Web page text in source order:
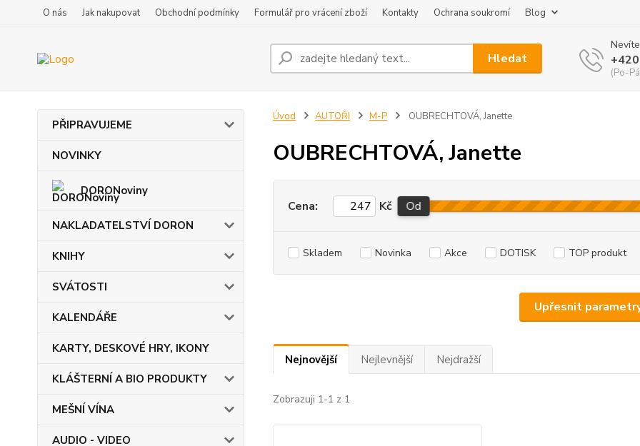
O nás Jak nakupovat Obchodní podmínky Formulář pro vrácení zboží Kontakty Ochrana soukromí Blog
Hledat
(Po-
PŘIPRAVUJEME
NOVINKY
DORONoviny
NAKLADATELSTVÍ DORON
KNIHY
SVÁTOSTI
KALENDÁŘE
KARTY, DESKOVÉ HRY, IKONY
KLÁŠTERNÍ A BIO PRODUKTY
MEŠNÍ VÍNA
AUDIO - VIDEO
Úvod AUTOŘI M-P OUBRECHTOVÁ, Janette
OUBRECHTOVÁ, Janette
Upřesnit
Cena: Kč Od
Skladem Novinka Akce DOTISK TOP produkt
Nejnovější Nejlevnější Nejdražší
Zobrazuji 1-1 z 1